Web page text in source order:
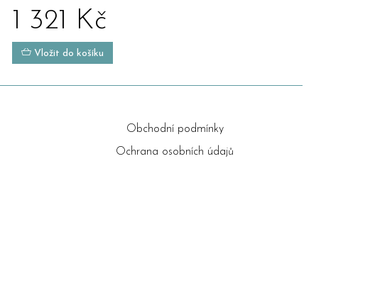
1 321 Kč
Vložit do košíku
Obchodní podmínky
Ochrana osobních údajů